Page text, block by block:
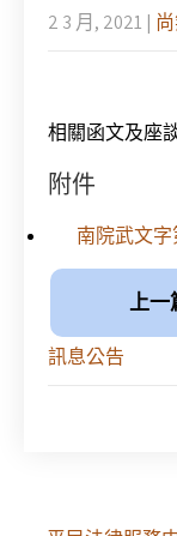
2 3 月, 2021 |
相關函文及座
附件
南院武文字
上一
訊息公告
Post